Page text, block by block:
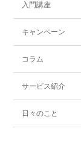
入門講座
キャンペーン
コラム
サービス紹介
日々のこと